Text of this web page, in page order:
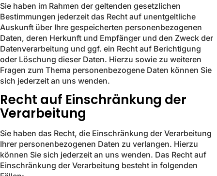
Sie haben im Rahmen der geltenden gesetzlichen
Bestimmungen jederzeit das Recht auf unentgeltliche
Auskunft über Ihre gespeicherten personenbezogenen
Daten, deren Herkunft und Empfänger und den Zweck der
Datenverarbeitung und ggf. ein Recht auf Berichtigung
oder Löschung dieser Daten. Hierzu sowie zu weiteren
Fragen zum Thema personenbezogene Daten können Sie
sich jederzeit an uns wenden.
Recht auf Einschränkung der
Verarbeitung
Sie haben das Recht, die Einschränkung der Verarbeitung
Ihrer personenbezogenen Daten zu verlangen. Hierzu
können Sie sich jederzeit an uns wenden. Das Recht auf
Einschränkung der Verarbeitung besteht in folgenden